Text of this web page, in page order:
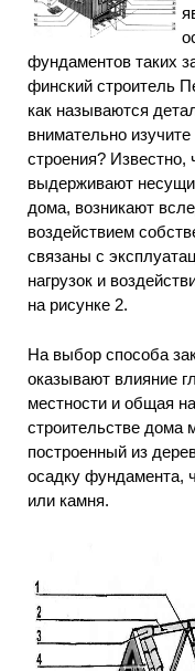
фундаментов таких
финский строитель
как называются
внимательно
строения? Известно,
выдерживают
дома, возникают
воздействием
связаны с
нагрузок и
на рисунке 2.
На выбор способа
оказывают влияние
местности и общая
строительстве дома
построенный из
осадку фундамента,
или камня.